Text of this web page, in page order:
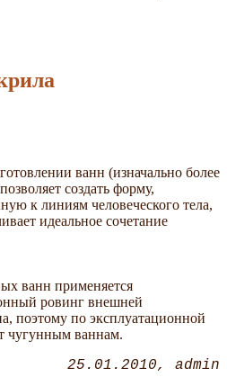
ванн (изначально более
создать форму,
к линиям человеческого тела,
идеальное сочетание
ванн применяется
ровинг внешней
поэтому по эксплуатационной
чугунным ваннам.
25.01.2010 admin